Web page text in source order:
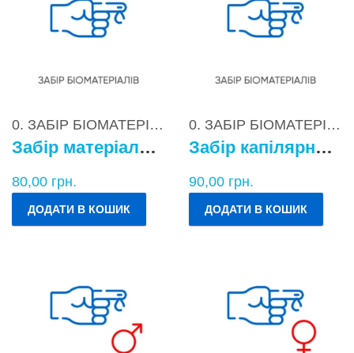
0. ЗАБІР БІОМАТЕРІАЛІВ
Забір матеріалу для бактеріологічних досліджень
80,00 грн.
ДОДАТИ В КОШИК
0. ЗАБІР БІОМАТЕРІАЛІВ
Забір капілярної крові
90,00 грн.
ДОДАТИ В КОШИК